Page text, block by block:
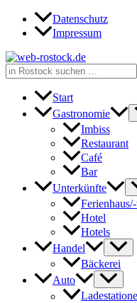
Zum
Inhalt
Datenschutz
Impressum
Search
for:
Start
Gastronomie
Imbiss
Restaurant
Café
Bar
Unterkünfte
Hotel
Hotels
Handel
Bäckerei
Auto